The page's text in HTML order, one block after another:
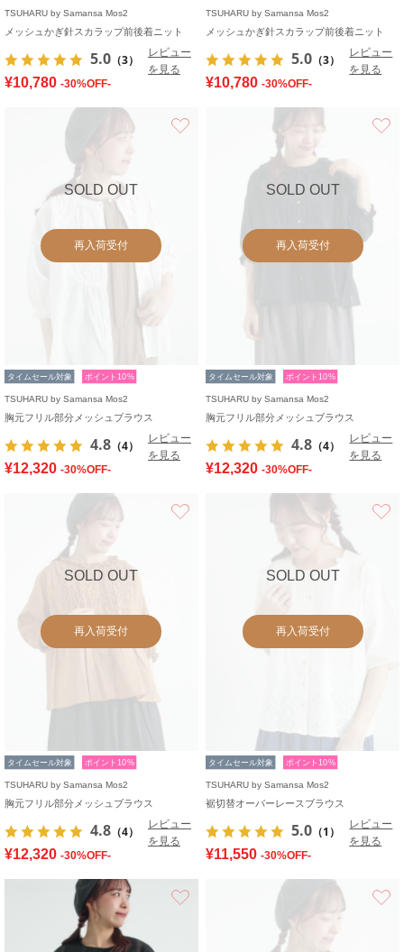
TSUHARU by Samansa Mos2
メッシュかぎ針スカラップ前後着ニット
5.0 （3）
レビュー
を見る
¥10,780 -30%OFF-
TSUHARU by Samansa Mos2
メッシュかぎ針スカラップ前後着ニット
5.0 （3）
レビュー
を見る
¥10,780 -30%OFF-
SOLD OUT
再入荷受付
タイムセール対象 ポイント10%
TSUHARU by Samansa Mos2
胸元フリル部分メッシュブラウス
4.8 （4）
レビュー
を見る
¥12,320 -30%OFF-
SOLD OUT
再入荷受付
タイムセール対象 ポイント10%
TSUHARU by Samansa Mos2
胸元フリル部分メッシュブラウス
4.8 （4）
レビュー
を見る
¥12,320 -30%OFF-
SOLD OUT
再入荷受付
タイムセール対象 ポイント10%
TSUHARU by Samansa Mos2
胸元フリル部分メッシュブラウス
4.8 （4）
レビュー
を見る
¥12,320 -30%OFF-
SOLD OUT
再入荷受付
タイムセール対象 ポイント10%
TSUHARU by Samansa Mos2
裾切替オーバーレースブラウス
5.0 （1）
レビュー
を見る
¥11,550 -30%OFF-